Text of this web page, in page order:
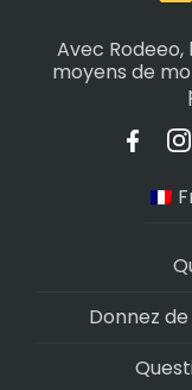
Avec Rodeeo,
moyens de
Donnez